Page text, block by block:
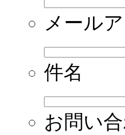
メール
件名
お問い